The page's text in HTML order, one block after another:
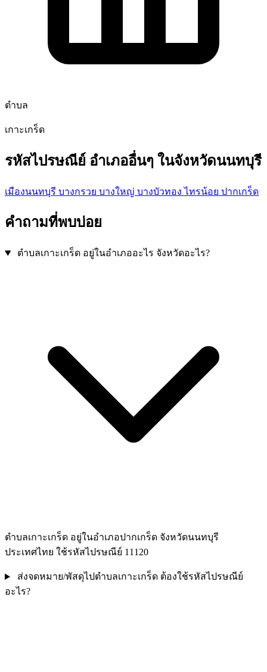
ตำบล
เกาะเกร็ด
รหัสไปรษณีย์ อำเภออื่นๆ ในจังหวัดนนทบุรี
เมืองนนทบุรี บางกรวย บางใหญ่ บางบัวทองไทรน้อย ปากเกร็ด
คำถามที่พบบ่อย
ตำบลเกาะเกร็ด อยู่ในอำเภออะไร จังหวัดอะไร?
ตำบลเกาะเกร็ด อยู่ในอำเภอปากเกร็ด จังหวัดนนทบุรี
ประเทศไทย ใช้รหัสไปรษณีย์ 11120
ส่งจดหมาย/พัสดุไปตำบลเกาะเกร็ด ต้องใช้รหัสไปรษณีย์
อะไร?